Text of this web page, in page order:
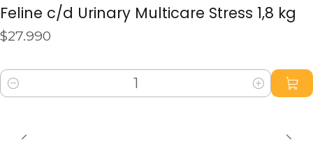
Jadini). Enterococcus faecium (4b1707)
Feline c/d Urinary Multicare Stress 1,8 kg
$27.990
Cantidad